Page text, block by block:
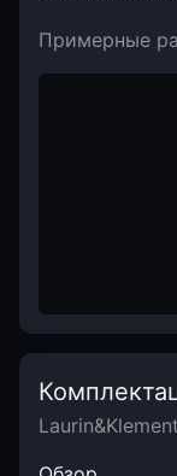
Примерные
Laurin&Klement